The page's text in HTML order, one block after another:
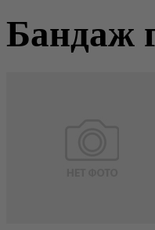
Бандаж